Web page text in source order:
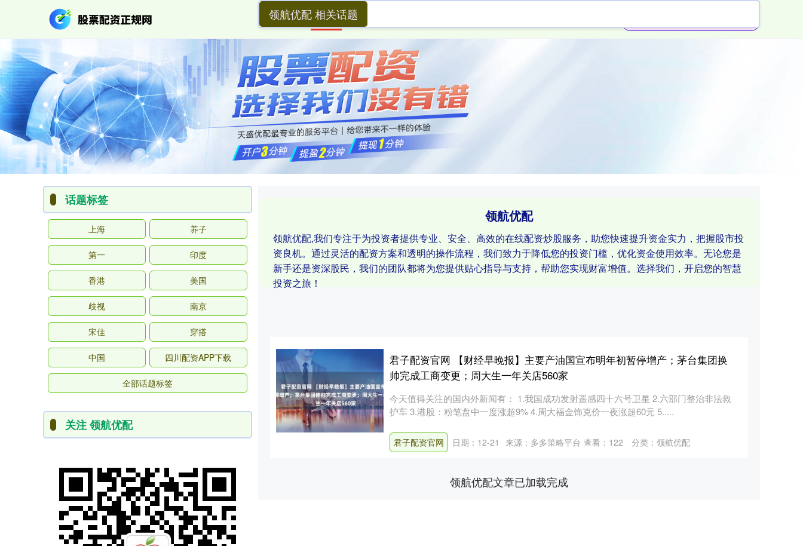
首页 领航优配
领航优配
领航优配,我们专注于为投资者提供专业、安全、高效的在线配资炒股服务，助您快速提升资金实力，把握股市投
资良机。通过灵活的配资方案和透明的操作流程，我们致力于降低您的投资门槛，优化资金使用效率。无论您是
新手还是资深股民，我们的团队都将为您提供贴心指导与支持，帮助您实现财富增值。选择我们，开启您的智慧
投资之旅！
领航优配 相关话题
君子配资官网 【财经早晚报】主要产油国宣布明年初暂停增产；茅台集团换
帅完成工商变更；周大生一年关店560家
今天值得关注的国内外新闻有： 1.我国成功发射遥感四十六号卫星 2.六部门整治非法救
护车 3.港股：粉笔盘中一度涨超9% 4.周大福金饰克价一夜涨超60元 5.....
君子配资官网 日期：12-21 来源：多多策略平台 查看： 122 分类： 领航优配
领航优配文章已加载完成
话题标签
上海 养子
第一 印度
香港 美国
歧视 南京
宋佳 穿搭
中国 四川配资APP下载
全部话题标签
关注 领航优配